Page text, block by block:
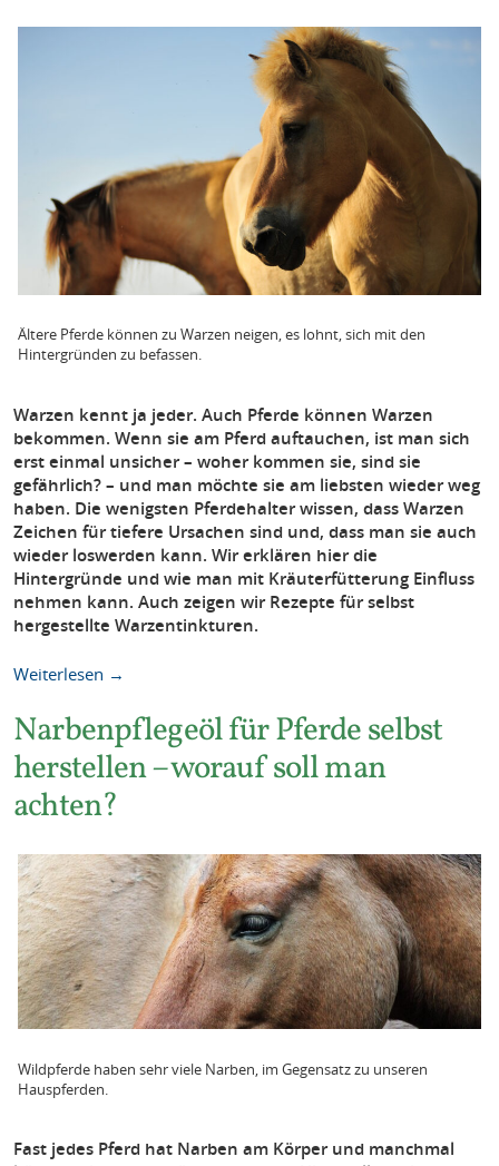
Ältere Pferde können zu Warzen neigen, es lohnt, sich mit den
Hintergründen zu befassen.
Warzen kennt ja jeder. Auch Pferde können Warzen
bekommen. Wenn sie am Pferd auftauchen, ist man sich
erst einmal unsicher – woher kommen sie, sind sie
gefährlich? – und man möchte sie am liebsten wieder weg
haben. Die wenigsten Pferdehalter wissen, dass Warzen
Zeichen für tiefere Ursachen sind und, dass man sie auch
wieder loswerden kann. Wir erklären hier die
Hintergründe und wie man mit Kräuterfütterung Einfluss
nehmen kann. Auch zeigen wir Rezepte für selbst
hergestellte Warzentinkturen.
Weiterlesen →
Narbenpflegeöl für Pferde selbst
herstellen – worauf soll man
achten?
Wildpferde haben sehr viele Narben, im Gegensatz zu unseren
Hauspferden.
Fast jedes Pferd hat Narben am Körper und manchmal